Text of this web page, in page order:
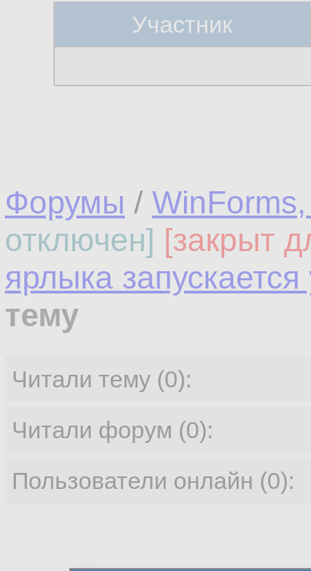
Участник
Форумы /
отключен] [закрыт
ярлыка
тему
Читали тему (0):
Читали форум (0):
Пользователи онлайн (0):